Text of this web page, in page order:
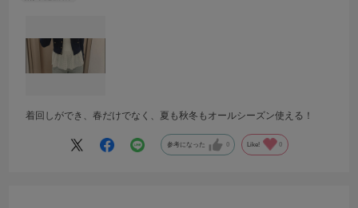
着回しができ、春だけでなく、夏も秋冬もオールシーズン使える！
参考になった 0 Like! 0